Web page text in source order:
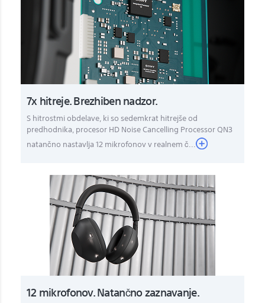
7x hitreje. Brezhiben nadzor.
S hitrostmi obdelave, ki so sedemkrat hitrejše od
predhodnika, procesor HD Noise Cancelling Processor QN3
natančno nastavlja 12 mikrofonov v realnem č...
12 mikrofonov. Natančno zaznavanje.